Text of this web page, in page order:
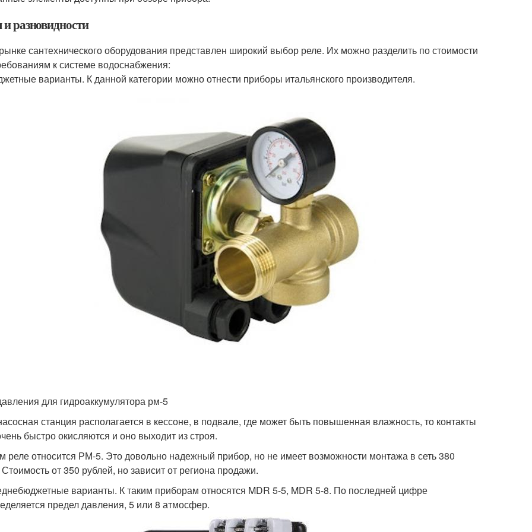
разновидности
сантехнического оборудования представлен широкий выбор реле. Их можно разделить по стоимости
к системе водоснабжения:
варианты. К данной категории можно отнести приборы итальянского производителя.
для гидроаккумулятора рм-5
станция располагается в кессоне, в подвале, где может быть повышенная влажность, то контакты
быстро окисляются и оно выходит из строя.
реле относится РМ-5. Это довольно надежный прибор, но не имеет возможности монтажа в сеть 380
Стоимость от 350 рублей, но зависит от региона продажи.
варианты. К таким приборам относятся MDR 5-5, MDR 5-8. По последней цифре
предел давления, 5 или 8 атмосфер.